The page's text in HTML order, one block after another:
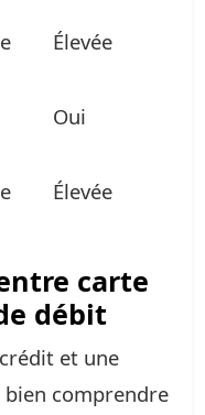
Élevée
Oui
Élevée
carte
débit
et une
comprendre